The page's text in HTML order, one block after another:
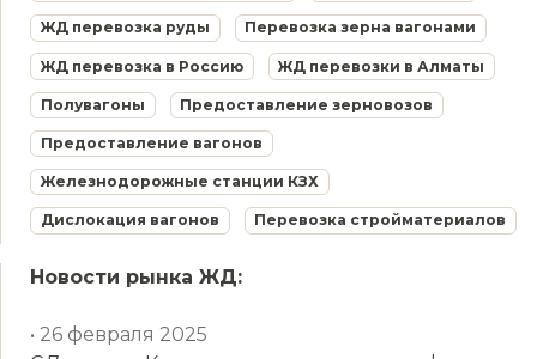
ЖД перевозка руды Перевозка зерна вагонами
ЖД перевозка в Россию ЖД перевозки в Алматы
Полувагоны Предоставление зерновозов
Предоставление вагонов
Железнодорожные станции КЗХ
Дислокация вагонов Перевозка стройматериалов
Новости рынка ЖД:
• 26 февраля 2025